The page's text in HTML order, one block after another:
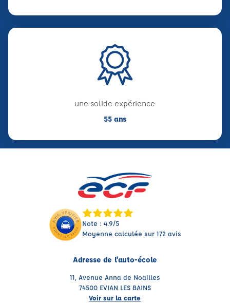
une solide expérience
55 ans
Note : 4.9/5
Moyenne calculée sur 172 avis
Adresse de l'auto-école
11, Avenue Anna de Noailles
74500 EVIAN LES BAINS
Voir sur la carte